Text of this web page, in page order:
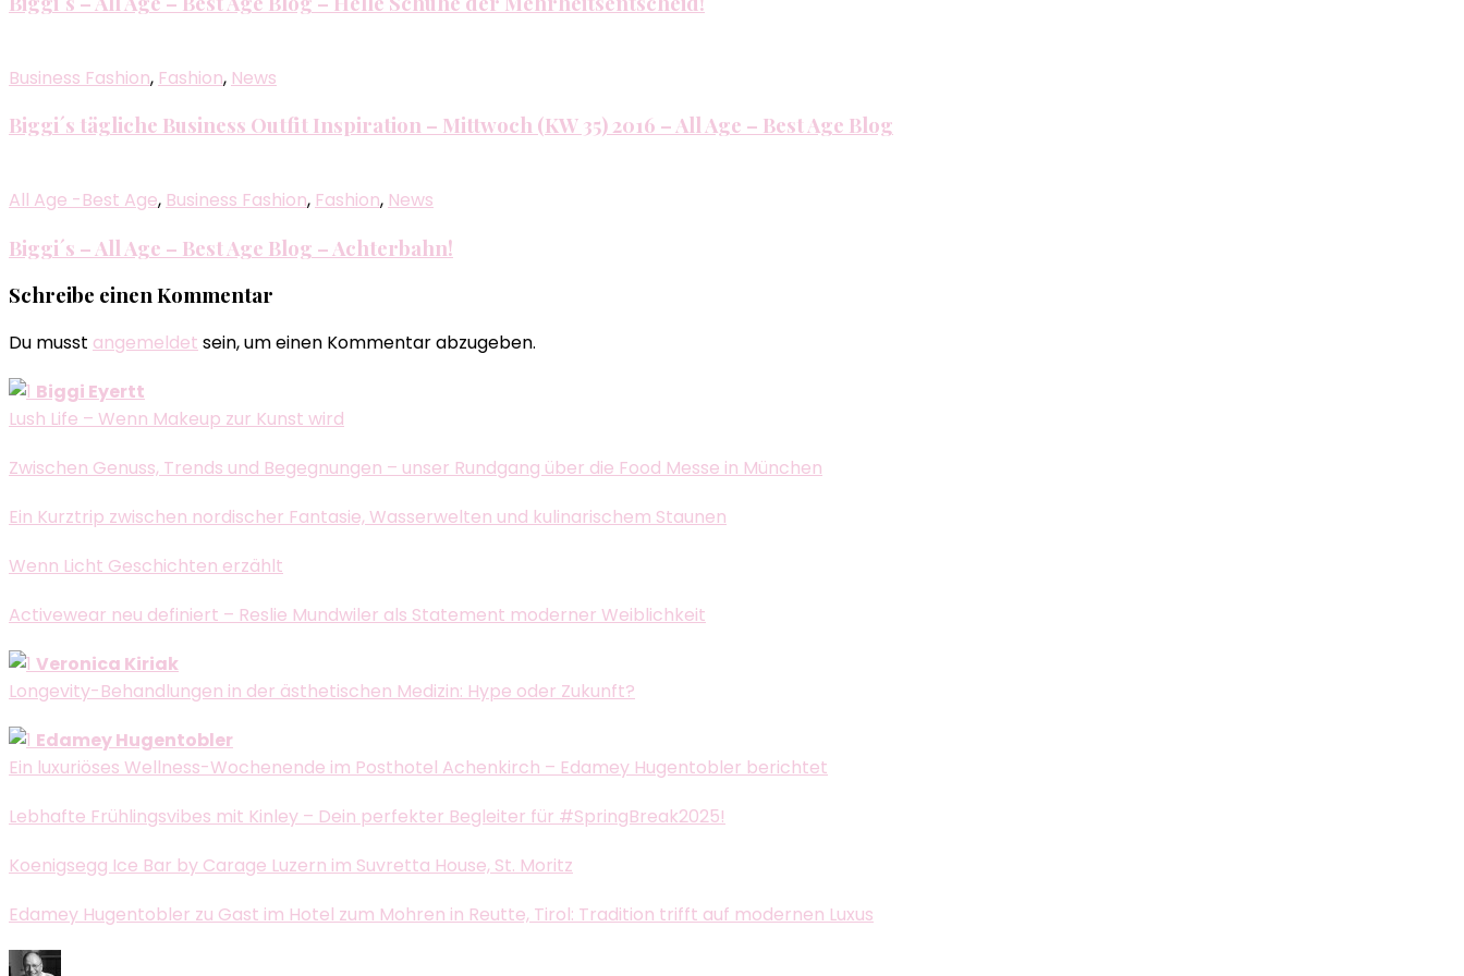
Business Fashion, Fashion, News
Biggi´s tägliche Business Outfit Inspiration – Mittwoch (KW 35) 2016 – All Age – Best Age Blog
All Age -Best Age, Business Fashion, Fashion, News
Biggi´s – All Age – Best Age Blog – Achterbahn!
Schreibe einen Kommentar
Du musst angemeldet sein, um einen Kommentar abzugeben.
Biggi Eyertt
Lush Life – Wenn Makeup zur Kunst wird
Zwischen Genuss, Trends und Begegnungen – unser Rundgang über die Food Messe in München
Ein Kurztrip zwischen nordischer Fantasie, Wasserwelten und kulinarischem Staunen
Wenn Licht Geschichten erzählt
Activewear neu definiert – Reslie Mundwiler als Statement moderner Weiblichkeit
Veronica Kiriak
Longevity-Behandlungen in der ästhetischen Medizin: Hype oder Zukunft?
Edamey Hugentobler
Ein luxuriöses Wellness-Wochenende im Posthotel Achenkirch – Edamey Hugentobler berichtet
Lebhafte Frühlingsvibes mit Kinley – Dein perfekter Begleiter für #SpringBreak2025!
Koenigsegg Ice Bar by Carage Luzern im Suvretta House, St. Moritz
Edamey Hugentobler zu Gast im Hotel zum Mohren in Reutte, Tirol: Tradition trifft auf modernen Luxus